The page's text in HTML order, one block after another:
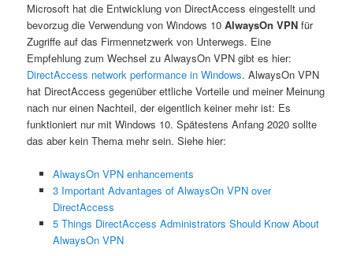
Microsoft hat die Entwicklung von DirectAccess eingestellt und
bevorzug die Verwendung von Windows 10AlwaysOn VPN für
Zugriffe auf das Firmennetzwerk von Unterwegs. Eine
Empfehlung zum Wechsel zu AlwaysOn VPN gibt es hier:
DirectAccess network performance in Windows. AlwaysOn VPN
hat DirectAccess gegenüber ettliche Vorteile und meiner Meinung
nach nur einen Nachteil, der eigentlich keiner mehr ist: Es
funktioniert nur mit Windows 10. Spätestens Anfang 2020 sollte
das aber kein Thema mehr sein. Siehe hier:
AlwaysOn VPN enhancements
3 Important Advantages of AlwaysOn VPN over
DirectAccess
5 Things DirectAccess Administrators Should Know About
AlwaysOn VPN